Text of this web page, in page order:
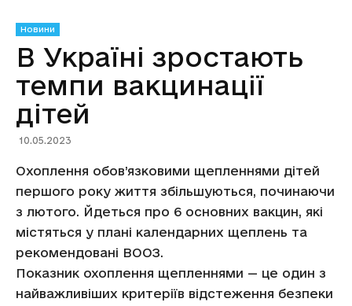
Новини
В Україні зростають
темпи вакцинації
дітей
10.05.2023
Охоплення обов’язковими щепленнями дітей
першого року життя збільшуються, починаючи
з лютого. Йдеться про 6 основних вакцин, які
містяться у плані календарних щеплень та
рекомендовані ВООЗ.
Показник охоплення щепленнями — це один з
найважливіших критеріїв відстеження безпеки